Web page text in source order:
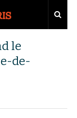
le
de-